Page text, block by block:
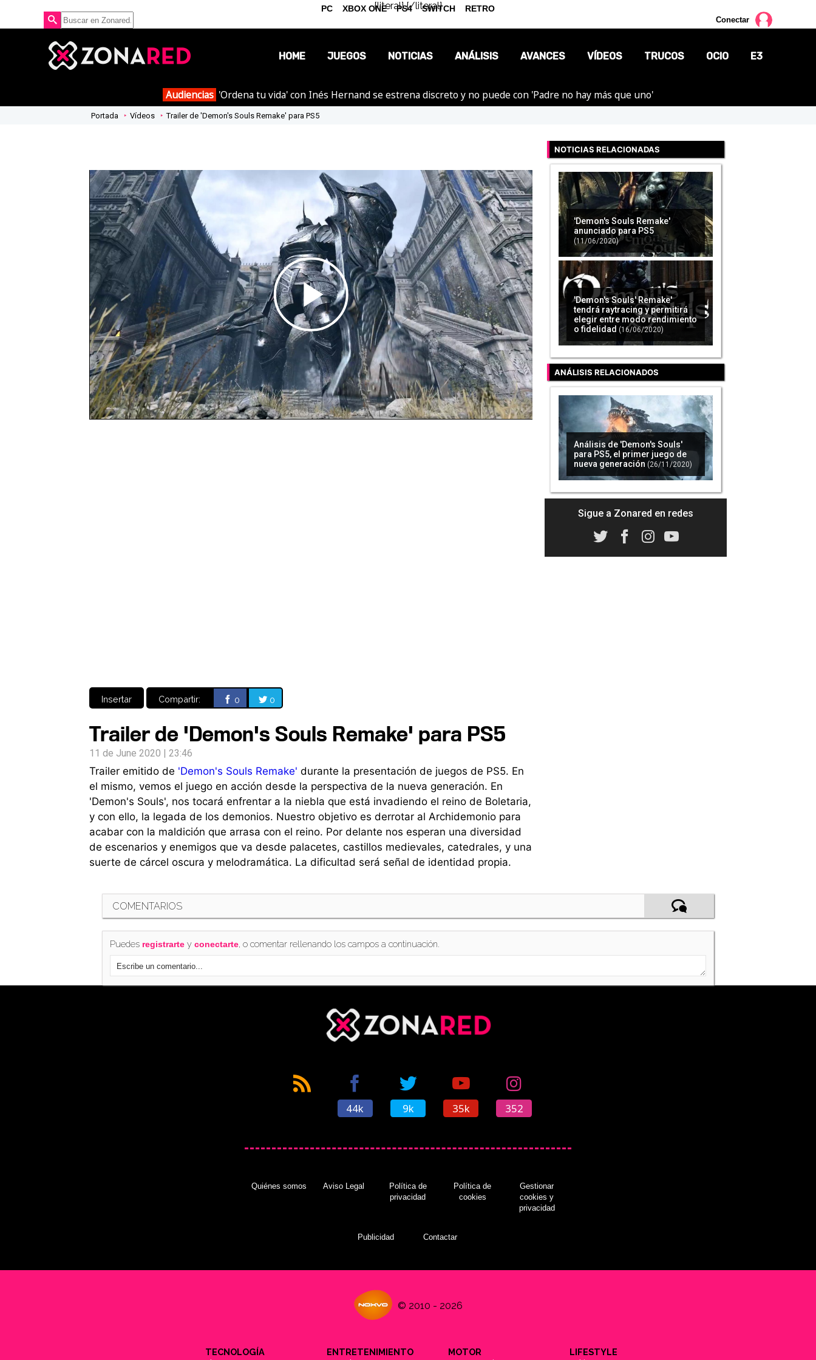
{literal}{/literal}
Conectar
HOME JUEGOS NOTICIAS
OPINIÓN
ANÁLISIS AVANCES VÍDEOS TRUCOS OCIO
MANGA
E3
Audiencias 'Ordena tu vida' con Inés Hernand se estrena discreto y no puede con 'Padre no hay más que uno'
Portada Vídeos Trailer de 'Demon's Souls Remake' para PS5
Play
Video
Insertar Compartir: 0 0
Trailer de 'Demon's Souls Remake' para PS5
11 de June 2020 | 23:46
Trailer emitido de 'Demon's Souls Remake' durante la presentación de juegos de PS5. En
el mismo, vemos el juego en acción desde la perspectiva de la nueva generación. En
'Demon's Souls', nos tocará enfrentar a la niebla que está invadiendo el reino de Boletaria,
y con ello, la legada de los demonios. Nuestro objetivo es derrotar al Archidemonio para
acabar con la maldición que arrasa con el reino. Por delante nos esperan una diversidad
de escenarios y enemigos que va desde palacetes, castillos medievales, catedrales, y una
suerte de cárcel oscura y melodramática. La dificultad será señal de identidad propia.
NOTICIAS RELACIONADAS
'Demon's Souls Remake'
anunciado para PS5
(11/06/2020)
'Demon's Souls' Remake'
tendrá raytracing y permitirá
elegir entre modo rendimiento
o fidelidad (16/06/2020)
ANÁLISIS RELACIONADOS
Análisis de 'Demon's Souls'
para PS5, el primer juego de
nueva generación (26/11/2020)
Sigue a Zonared en redes
COMENTARIOS
Puedes registrartey conectarte, o comentar rellenando los campos a continuación.
PC XBOX ONE PS4 SWITCH RETRO
44k 9k 35k 352
Quiénes somos Aviso Legal
Política de
privacidad
Política de
cookies
Gestionar
cookies y
privacidad
Publicidad Contactar
© 2010 - 2026
TECNOLOGÍA ENTRETENIMIENTO MOTOR LIFESTYLE